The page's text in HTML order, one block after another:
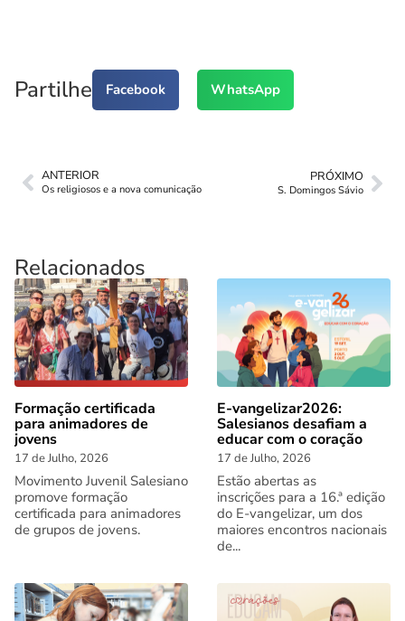
Partilhe Facebook WhatsApp
ANTERIOR
Os religiosos e a nova comunicação
PRÓXIMO
S. Domingos Sávio
Relacionados
Formação certificada
para animadores de
jovens
17 de Julho, 2026
Movimento Juvenil Salesiano
promove formação
certificada para animadores
de grupos de jovens.
E-vangelizar2026:
Salesianos desafiam a
educar com o coração
17 de Julho, 2026
Estão abertas as
inscrições para a 16.ª edição
do E-vangelizar, um dos
maiores encontros nacionais
de...